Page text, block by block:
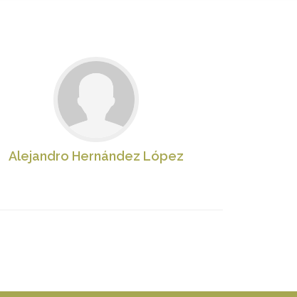
Alejandro Hernández López